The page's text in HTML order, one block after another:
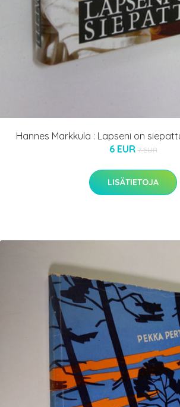
Hannes Markkula : Lapseni on
6 EUR 7 EUR
LISÄTIETOJA